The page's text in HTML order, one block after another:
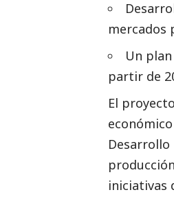
mercados
Un
partir de
El
Desarrollo
iniciativas